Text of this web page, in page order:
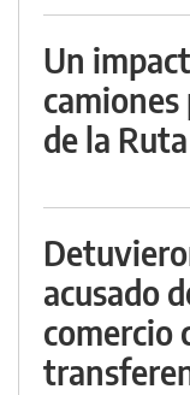
Un
de la
acusado
comercio